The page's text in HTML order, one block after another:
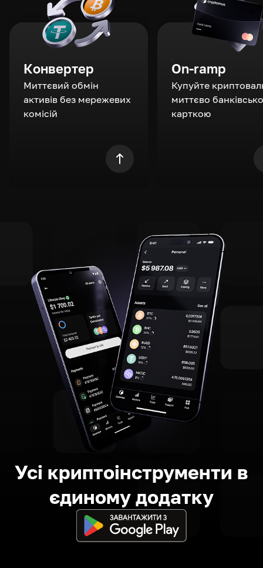
Конвертер
Миттєвий обмін
активів без мережевих
комісій
On-ramp
Купуйте
миттєво
карткою
Усі криптоінструменти в
єдиному додатку